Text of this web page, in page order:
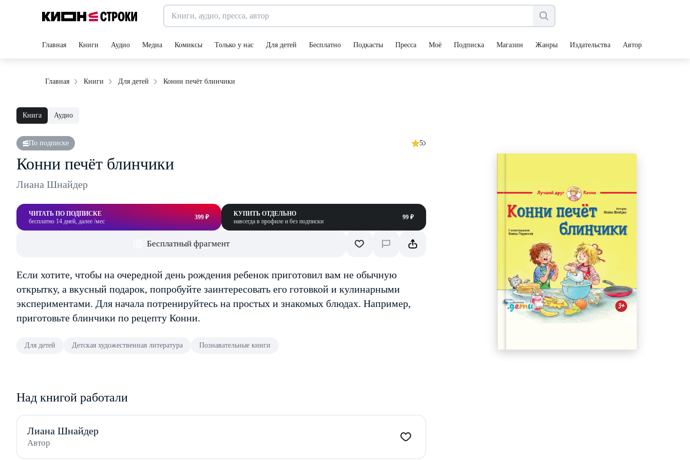
Главная Книги Аудио Медиа Комиксы Только у нас Для детей Бесплатно Подкасты Пресса Моё Подписка Магазин Жанры Издательства Авторы
Главная Книги Для детей Конни печёт блинчики
Книга Аудио
По подписке 5
Конни печёт блинчики
Лиана Шнайдер
ЧИТАТЬ ПО ПОДПИСКЕ
бесплатно 14 дней, далее /мес
399 ₽
КУПИТЬ ОТДЕЛЬНО
навсегда в профиле и без подписки
99 ₽
Бесплатный фрагмент
Если хотите, чтобы на очередной день рождения ребенок приготовил вам не обычную
открытку, а вкусный подарок, попробуйте заинтересовать его готовкой и кулинарными
экспериментами. Для начала потренируйтесь на простых и знакомых блюдах. Например,
приготовьте блинчики по рецепту Конни.
Для детей Детская художественная литература Познавательные книги
Над книгой работали
Лиана Шнайдер
Автор